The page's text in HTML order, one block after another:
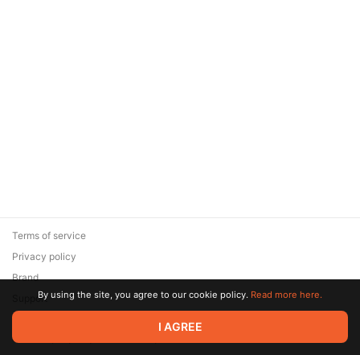
© 2026 Zaya Solutions Limited. All rights reserved. All trademarks
are the property of their respective owners.
Terms of service
Privacy policy
Brand
SupportBy using the site, you agree to our cookie policy. Read more here.
I AGREE